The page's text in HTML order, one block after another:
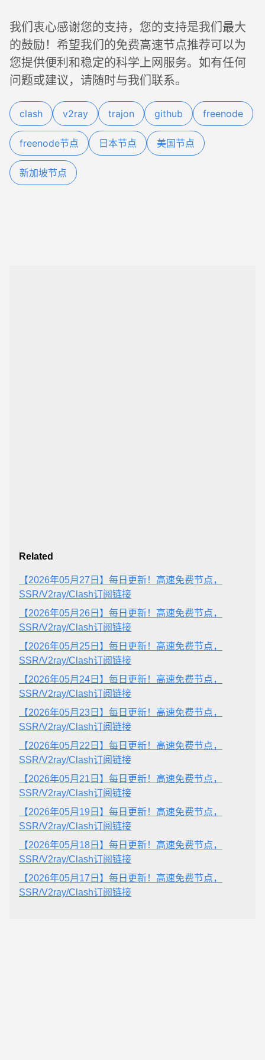
我们衷心感谢您的支持，您的支持是我们最大
的鼓励！希望我们的免费高速节点推荐可以为
您提供便利和稳定的科学上网服务。如有任何
问题或建议，请随时与我们联系。
clash v2ray trajon github freenode
freenode节点 日本节点 美国节点
新加坡节点
Related
【2026年05月27日】每日更新！高速免费节点，
SSR/V2ray/Clash订阅链接
【2026年05月26日】每日更新！高速免费节点，
SSR/V2ray/Clash订阅链接
【2026年05月25日】每日更新！高速免费节点，
SSR/V2ray/Clash订阅链接
【2026年05月24日】每日更新！高速免费节点，
SSR/V2ray/Clash订阅链接
【2026年05月23日】每日更新！高速免费节点，
SSR/V2ray/Clash订阅链接
【2026年05月22日】每日更新！高速免费节点，
SSR/V2ray/Clash订阅链接
【2026年05月21日】每日更新！高速免费节点，
SSR/V2ray/Clash订阅链接
【2026年05月19日】每日更新！高速免费节点，
SSR/V2ray/Clash订阅链接
【2026年05月18日】每日更新！高速免费节点，
SSR/V2ray/Clash订阅链接
【2026年05月17日】每日更新！高速免费节点，
SSR/V2ray/Clash订阅链接